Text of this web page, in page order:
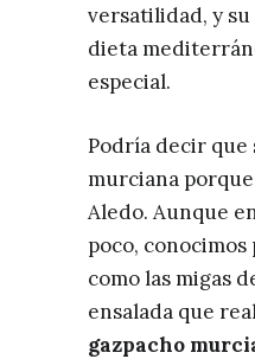
versatilidad, y
dieta
especial.
Podría decir que
murciana
Aledo. Aunque
poco,
como las migas
ensalada que
gazpacho